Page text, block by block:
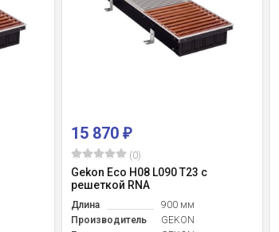
15 870 ₽
(0)
Gekon Eco H08 L090 T23 с
решеткой RNA
Длина
900 мм
Производитель
GEKON